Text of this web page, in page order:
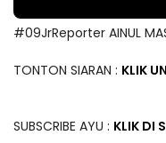
#09JrReporter AINUL
TONTON SIARAN : KLIK
SUBSCRIBE AYU : KLIK DI